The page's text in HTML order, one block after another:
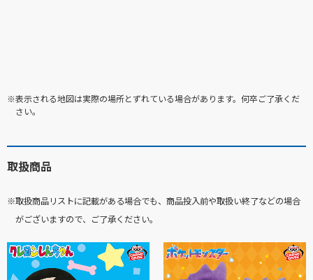
※表示される地図は実際の場所とずれている場合があります。何卒ご了承くだ
さい。
取扱商品
※取扱商品リストに記載がある場合でも、商品投入前や取扱い終了などの場合
がございますので、ご了承ください。